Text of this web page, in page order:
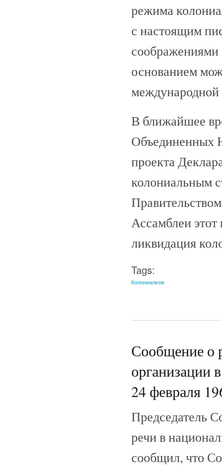
режима
с настоящим
основанием
В ближайшее
Объединенных
проекта
колониальным
Ассамблеи этот
ликвидация
Tags:
Колониализм
Сообщение о
организации
24 февраля
Председатель
речи в
сообщил, что